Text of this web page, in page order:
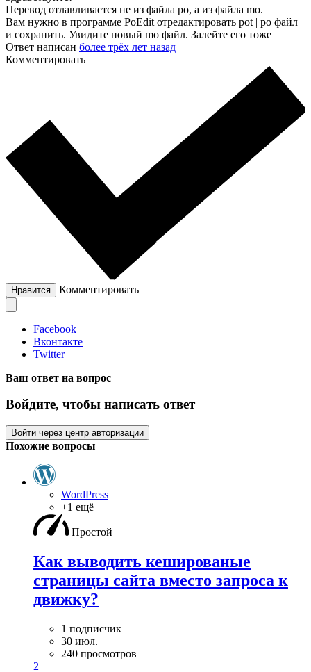
Перевод отлавливается не из файла po, а из файла mo.
Вам нужно в программе PoEdit отредактировать pot | po файл
и сохранить. Увидите новый mo файл. Залейте его тоже
Ответ написан более трёх лет назад
Комментировать
Нравится Комментировать
Facebook
Вконтакте
Twitter
Ваш ответ на вопрос
Войдите, чтобы написать ответ
Войти через центр авторизации
Похожие вопросы
WordPress
+1 ещё
Простой
Как выводить кешированые
страницы сайта вместо запроса к
движку?
1 подписчик
30 июл.
240 просмотров
2